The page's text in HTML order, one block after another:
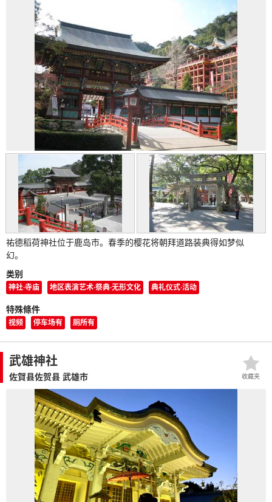
祐德稻荷神社位于鹿岛市。春季的樱花将朝拜道路装典得如梦似
幻。
类别
神社·寺庙 地区表演艺术·祭典·无形文化 典礼仪式·活动
特殊條件
视频 停车场有 厕所有
武雄神社
佐賀县佐贺县 武雄市 收藏夹